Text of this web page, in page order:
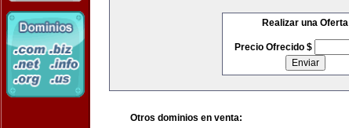
Realizar una Oferta
Precio Ofrecido $
Otros dominios en venta: